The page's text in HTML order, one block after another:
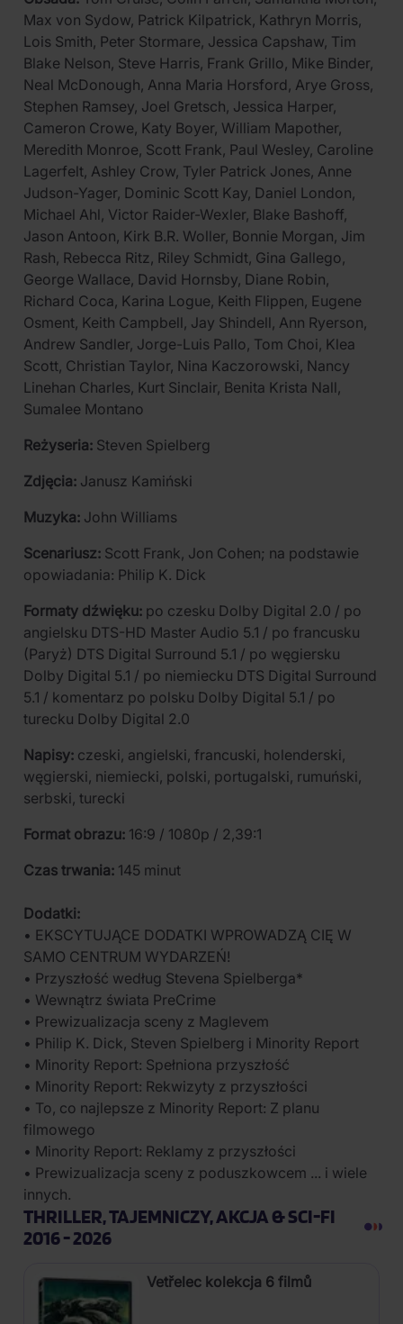
Max von Sydow, Patrick Kilpatrick, Kathryn Morris,
Lois Smith, Peter Stormare, Jessica Capshaw, Tim
Blake Nelson, Steve Harris, Frank Grillo, Mike Binder,
Neal McDonough, Anna Maria Horsford, Arye Gross,
Stephen Ramsey, Joel Gretsch, Jessica Harper,
Cameron Crowe, Katy Boyer, William Mapother,
Meredith Monroe, Scott Frank, Paul Wesley, Caroline
Lagerfelt, Ashley Crow, Tyler Patrick Jones, Anne
Judson-Yager, Dominic Scott Kay, Daniel London,
Michael Ahl, Victor Raider-Wexler, Blake Bashoff,
Jason Antoon, Kirk B.R. Woller, Bonnie Morgan, Jim
Rash, Rebecca Ritz, Riley Schmidt, Gina Gallego,
George Wallace, David Hornsby, Diane Robin,
Richard Coca, Karina Logue, Keith Flippen, Eugene
Osment, Keith Campbell, Jay Shindell, Ann Ryerson,
Andrew Sandler, Jorge-Luis Pallo, Tom Choi, Klea
Scott, Christian Taylor, Nina Kaczorowski, Nancy
Linehan Charles, Kurt Sinclair, Benita Krista Nall,
Sumalee Montano
Reżyseria: Steven Spielberg
Zdjęcia: Janusz Kamiński
Muzyka: John Williams
Scenariusz: Scott Frank, Jon Cohen; na podstawie
opowiadania: Philip K. Dick
Formaty dźwięku: po czesku Dolby Digital 2.0 / po
angielsku DTS-HD Master Audio 5.1 / po francusku
(Paryż) DTS Digital Surround 5.1 / po węgiersku
Dolby Digital 5.1 / po niemiecku DTS Digital Surround
5.1 / komentarz po polsku Dolby Digital 5.1 / po
turecku Dolby Digital 2.0
Napisy: czeski, angielski, francuski, holenderski,
węgierski, niemiecki, polski, portugalski, rumuński,
serbski, turecki
Format obrazu: 16:9 / 1080p / 2,39:1
Czas trwania: 145 minut
Dodatki:
• EKSCYTUJĄCE DODATKI WPROWADZĄ CIĘ W
SAMO CENTRUM WYDARZEŃ!
• Przyszłość według Stevena Spielberga*
• Wewnątrz świata PreCrime
• Prewizualizacja sceny z Maglevem
• Philip K. Dick, Steven Spielberg i Minority Report
• Minority Report: Spełniona przyszłość
• Minority Report: Rekwizyty z przyszłości
• To, co najlepsze z Minority Report: Z planu
filmowego
• Minority Report: Reklamy z przyszłości
• Prewizualizacja sceny z poduszkowcem ... i wiele
innych.
THRILLER, TAJEMNICZY, AKCJA & SCI-FI
2016 - 2026
Vetřelec kolekcja 6 filmů